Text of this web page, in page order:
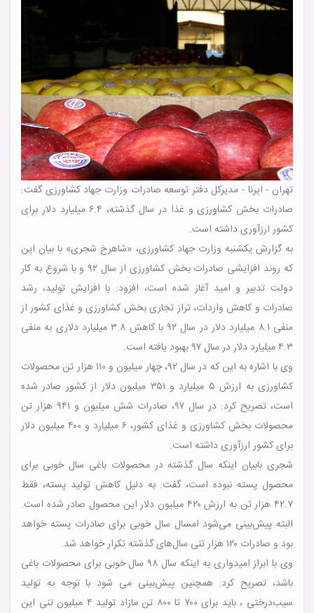
تهران - ایرنا - مدیرکل دفتر توسعه صادرات وزارت جهاد کشاورزی گفت:
صادرات بخش کشاورزی و غذا در سال گذشته، ۶.۴ میلیارد دلار برای
کشور ارزآوری داشته است.
به گزارش یکشنبه وزارت جهاد کشاورزی، «شاهرخ شجری» با بیان این
که روند افزایشی صادرات بخش کشاورزی از سال ۹۲ و با شروع به کار
دولت تدبیر و امید آغاز شده است، افزود: با افزایش تولید، رشد
صادرات و کاهش واردات، تراز تجاری بخش کشاورزی و غذای کشور از
منفی ۸.۱ میلیارد دلار در سال ۹۲ با کاهش ۳.۸ میلیارد دلاری به منفی
۴.۳ میلیارد دلار در سال ۹۷ بهبود یافته است.
وی با اشاره به این که در سال ۹۲، چهار میلیون و ۱۱۰ هزار تن محصولات
کشاورزی به ارزش ۵ میلیارد و ۳۵۱ میلیون دلار از کشور صادر شده
است، تصریح کرد: در سال ۹۷، صادرات شش میلیون و ۹۴۱ هزار تن
محصولات بخش کشاورزی و غذای کشور، ۶ میلیارد و ۴۰۰ میلیون دلار
برای کشور ارزآوری داشته است.
شجری بابیان اینکه سال گذشته در محصولات باغی سال خوبی برای
محصول پسته نبوده است، گفت: به دلیل کاهش تولید پسته، فقط
۴۲.۷ هزار تن به ارزش ۴۲۰ میلیون دلار این محصول صادر شده است.
البته پیش‌بینی می‌شود امسال سال خوبی برای صادرات پسته خواهد
بود و صادرات ۱۲۰ هزار تنی سال‌های گذشته تکرار خواهد شد.
وی با ابراز امیدواری به اینکه سال ۹۸ سال خوبی برای محصولات باغی
باشد، تصریح کرد: همچنین پیش‌بینی می شود با توجه به تولید
سیب‌درختی ، باید برای ۷۰۰ تا ۸۰۰ تن مازاد تولید ۴ میلیون تنی این